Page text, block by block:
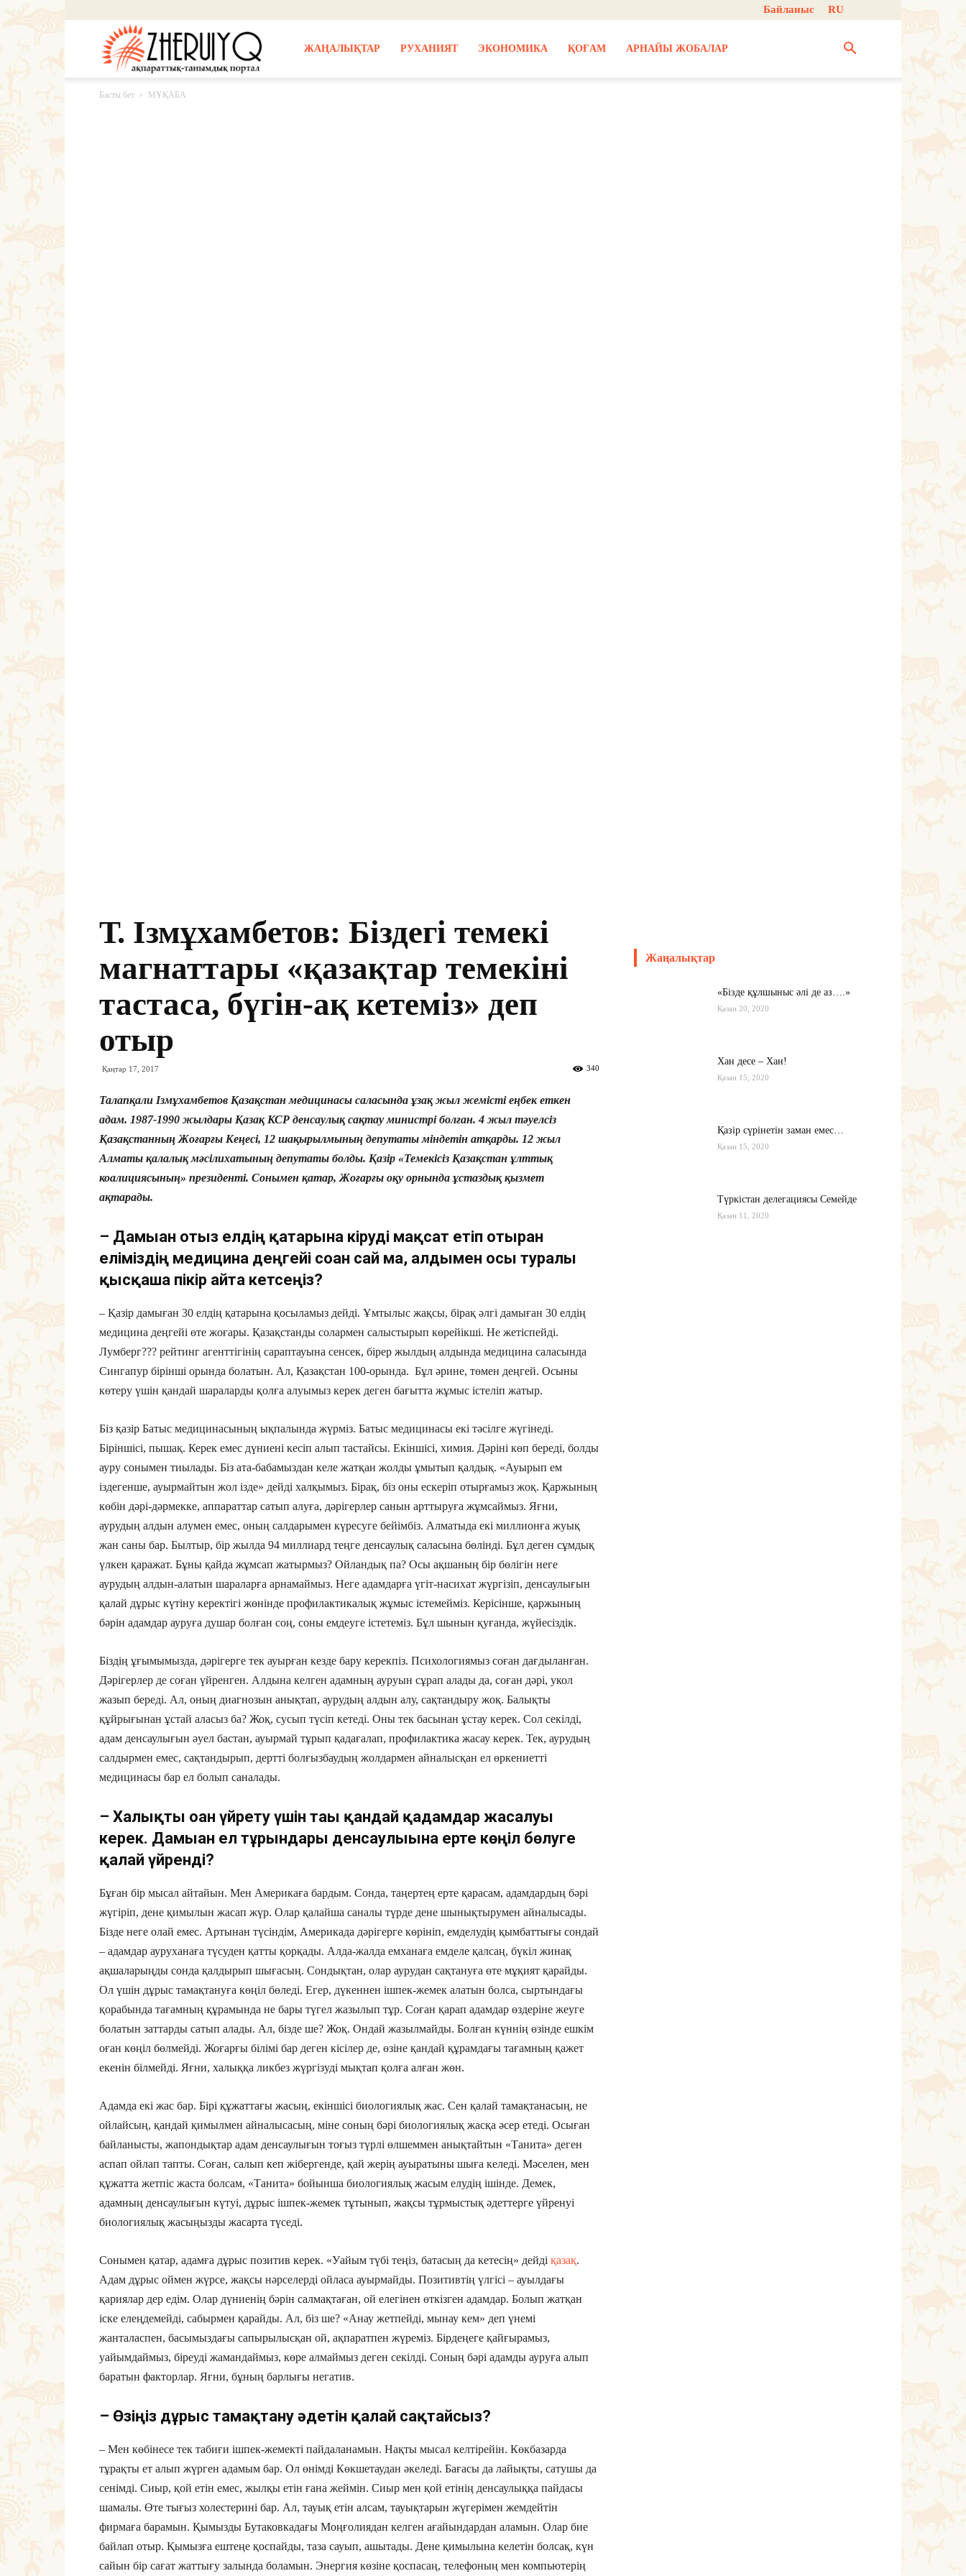
Байланыс RU
ЖАҢАЛЫҚТАР РУХАНИЯТ ЭКОНОМИКА ҚОҒАМ АРНАЙЫ ЖОБАЛАР
Басты бет МҰҚАБА
Т. Ізмұхамбетов: Біздегі темекі
магнаттары «қазақтар темекіні
тастаса, бүгін-ақ кетеміз» деп
отыр
Қаңтар 17, 2017 340
Талапқали Ізмұхамбетов Қазақстан медицинасы саласында ұзақ жыл жемісті еңбек еткен
адам. 1987-1990 жылдары Қазақ КСР денсаулық сақтау министрі болған. 4 жыл тәуелсіз
Қазақстанның Жоғарғы Кеңесі, 12 шақырылмының депутаты міндетін атқарды. 12 жыл
Алматы қалалық мәсілихатының депутаты болды. Қазір «Темекісіз Қазақстан ұлттық
коалициясының» президенті. Сонымен қатар, Жоғарғы оқу орнында ұстаздық қызмет
ақтарады.
– Дамыған отыз елдің қатарына кіруді мақсат етіп отырған
еліміздің медицина деңгейі соған сай ма, алдымен осы туралы
қысқаша пікір айта кетсеңіз?
– Қазір дамыған 30 елдің қатарына қосыламыз дейді. Ұмтылыс жақсы, бірақ әлгі дамыған 30 елдің
медицина деңгейі өте жоғары. Қазақстанды солармен салыстырып көрейікші. Не жетіспейді.
Лумберг??? рейтинг агенттігінің сараптауына сенсек, бірер жылдың алдында медицина саласында
Сингапур бірінші орында болатын. Ал, Қазақстан 100-орында. Бұл әрине, төмен деңгей. Осыны
көтеру үшін қандай шараларды қолға алуымыз керек деген бағытта жұмыс істеліп жатыр.
Біз қазір Батыс медицинасының ықпалында жүрміз. Батыс медицинасы екі тәсілге жүгінеді.
Біріншісі, пышақ. Керек емес дүниені кесіп алып тастайсы. Екіншісі, химия. Дәріні көп береді, болды
ауру сонымен тиылады. Біз ата-бабамыздан келе жатқан жолды ұмытып қалдық. «Ауырып ем
іздегенше, ауырмайтын жол ізде» дейді халқымыз. Бірақ, біз оны ескеріп отырғамыз жоқ. Қаржының
көбін дәрі-дәрмекке, аппараттар сатып алуға, дәрігерлер санын арттыруға жұмсаймыз. Яғни,
аурудың алдын алумен емес, оның салдарымен күресуге бейімбіз. Алматыда екі миллионға жуық
жан саны бар. Былтыр, бір жылда 94 миллиард теңге денсаулық саласына бөлінді. Бұл деген сұмдық
үлкен қаражат. Бұны қайда жұмсап жатырмыз? Ойландық па? Осы ақшаның бір бөлігін неге
аурудың алдын-алатын шараларға арнамаймыз. Неге адамдарға үгіт-насихат жүргізіп, денсаулығын
қалай дұрыс күтіну керектігі жөнінде профилактикалық жұмыс істемейміз. Керісінше, қаржының
бәрін адамдар ауруға душар болған соң, соны емдеуге істетеміз. Бұл шынын қуғанда, жүйесіздік.
Біздің ұғымымызда, дәрігерге тек ауырған кезде бару керекпіз. Психологиямыз соған дағдыланған.
Дәрігерлер де соған үйренген. Алдына келген адамның ауруын сұрап алады да, соған дәрі, укол
жазып береді. Ал, оның диагнозын анықтап, аурудың алдын алу, сақтандыру жоқ. Балықты
құйрығынан ұстай аласыз ба? Жоқ, сусып түсіп кетеді. Оны тек басынан ұстау керек. Сол секілді,
адам денсаулығын әуел бастан, ауырмай тұрып қадағалап, профилактика жасау керек. Тек, аурудың
салдырмен емес, сақтандырып, дертті болғызбаудың жолдармен айналысқан ел өркениетті
медицинасы бар ел болып саналады.
– Халықты оған үйрету үшін тағы қандай қадамдар жасалуы
керек. Дамыған ел тұрғындары денсаулығына ерте көңіл бөлуге
қалай үйренді?
Бұған бір мысал айтайын. Мен Америкаға бардым. Сонда, таңертең ерте қарасам, адамдардың бәрі
жүгіріп, дене қимылын жасап жүр. Олар қалайша саналы түрде дене шынықтырумен айналысады.
Бізде неге олай емес. Артынан түсіндім, Америкада дәрігерге көрініп, емделудің қымбаттығы сондай
– адамдар ауруханаға түсуден қатты қорқады. Алда-жалда емханаға емделе қалсаң, бүкіл жинақ
ақшаларыңды сонда қалдырып шығасың. Сондықтан, олар аурудан сақтануға өте мұқият қарайды.
Ол үшін дұрыс тамақтануға көңіл бөледі. Егер, дүкеннен ішпек-жемек алатын болса, сыртындағы
қорабында тағамның құрамында не бары түгел жазылып тұр. Соған қарап адамдар өздеріне жеуге
болатын заттарды сатып алады. Ал, бізде ше? Жоқ. Ондай жазылмайды. Болған күннің өзінде ешкім
оған көңіл бөлмейді. Жоғарғы білімі бар деген кісілер де, өзіне қандай құрамдағы тағамның қажет
екенін білмейді. Яғни, халыққа ликбез жүргізуді мықтап қолға алған жөн.
Адамда екі жас бар. Бірі құжаттағы жасың, екіншісі биологиялық жас. Сен қалай тамақтанасың, не
ойлайсың, қандай қимылмен айналысасың, міне соның бәрі биологиялық жасқа әсер етеді. Осыған
байланысты, жапондықтар адам денсаулығын тоғыз түрлі өлшеммен анықтайтын «Танита» деген
аспап ойлап тапты. Соған, салып кеп жібергенде, қай жерің ауыратыны шыға келеді. Мәселен, мен
құжатта жетпіс жаста болсам, «Танита» бойынша биологиялық жасым елудің ішінде. Демек,
адамның денсаулығын күтуі, дұрыс ішпек-жемек тұтынып, жақсы тұрмыстық әдеттерге үйренуі
биологиялық жасыңызды жасарта түседі.
Сонымен қатар, адамға дұрыс позитив керек. «Уайым түбі теңіз, батасың да кетесің» дейді қазақ.
Адам дұрыс оймен жүрсе, жақсы нәрселерді ойласа ауырмайды. Позитивтің үлгісі – ауылдағы
қариялар дер едім. Олар дүниенің бәрін салмақтаған, ой елегінен өткізген адамдар. Болып жатқан
іске елеңдемейді, сабырмен қарайды. Ал, біз ше? «Анау жетпейді, мынау кем» деп үнемі
жанталаспен, басымыздағы сапырылысқан ой, ақпаратпен жүреміз. Бірдеңеге қайғырамыз,
уайымдаймыз, біреуді жамандаймыз, көре алмаймыз деген секілді. Соның бәрі адамды ауруға алып
баратын факторлар. Яғни, бұның барлығы негатив.
– Өзіңіз дұрыс тамақтану әдетін қалай сақтайсыз?
– Мен көбінесе тек табиғи ішпек-жемекті пайдаланамын. Нақты мысал келтірейін. Көкбазарда
тұрақты ет алып жүрген адамым бар. Ол өнімді Көкшетаудан әкеледі. Бағасы да лайықты, сатушы да
сенімді. Сиыр, қой етін емес, жылқы етін ғана жеймін. Сиыр мен қой етінің денсаулыққа пайдасы
шамалы. Өте тығыз холестерині бар. Ал, тауық етін алсам, тауықтарын жүгерімен жемдейтін
фирмаға барамын. Қымызды Бутаковкадағы Моңғолиядан келген ағайындардан аламын. Олар бие
байлап отыр. Қымызға ештеңе қоспайды, таза сауып, ашытады. Дене қимылына келетін болсақ, күн
сайын бір сағат жаттығу залында боламын. Энергия көзіне қоспасаң, телефоның мен компьютерің
Жаңалықтар
«Бізде құлшыныс әлі де аз….»
Қазан 20, 2020
Хан десе – Хан!
Қазан 15, 2020
Қазір сүрінетін заман емес…
Қазан 15, 2020
Түркістан делегациясы Семейде
Қазан 11, 2020